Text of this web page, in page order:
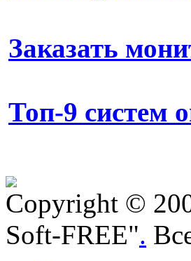
Заказать
Топ-9 систем
Copyright ©
Soft-FREE".